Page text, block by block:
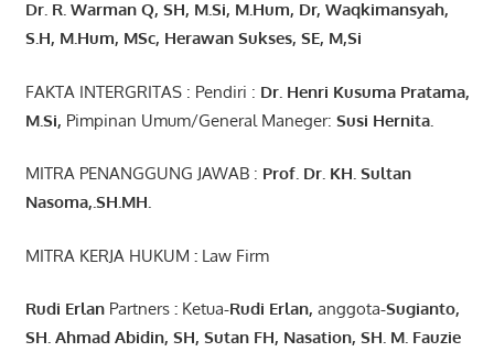
Dr. R. Warman Q, SH, M.Si, M.Hum, Dr, Waqkimansyah,
S.H, M.Hum, MSc, Herawan Sukses, SE, M,Si
FAKTA INTERGRITAS : Pendiri : Dr. Henri Kusuma Pratama,
M.Si, Pimpinan Umum/General Maneger: Susi Hernita.
MITRA PENANGGUNG JAWAB : Prof. Dr. KH. Sultan
Nasoma,.SH.MH.
MITRA KERJA HUKUM : Law Firm
Rudi ErlanPartners : Ketua-Rudi Erlan, anggota-Sugianto,
SH. Ahmad Abidin, SH, SutanFH, Nasation, SH. M. Fauzie